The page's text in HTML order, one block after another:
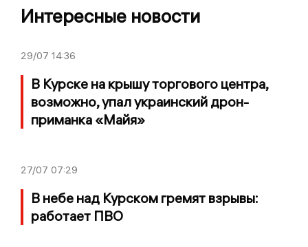
Интересные новости
29/07 14:36
В Курске на крышу торгового центра,
возможно, упал украинский дрон-
приманка «Майя»
27/07 07:29
В небе над Курском гремят взрывы:
работает ПВО